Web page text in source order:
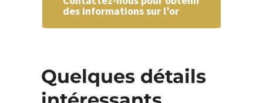
des informations sur l’or
Quelques détails